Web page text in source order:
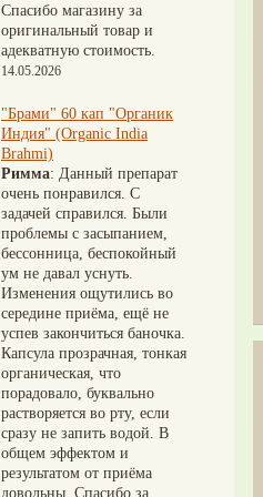
(3)
Аштаваргам
Брихатьяди(3)
Видарьяди(3)
Гуггул
Дханвантарам 101(3)
Дханвантарам тайлам(3)
Кайлаш дживан(3)
Кальянака гритам(3)
Кримикутхар рас(3)
Кунжутное масло (3)
Кутаджа(3)
Кширабала(3)
Лив 52(3)
more...
Шиладжит
(19)
Кориандр
Зира(17)
Крапива индийская(17)
Патола
Холарена - Кутаджа(17)
Шионака(17)
Аджван/Ажгон(16)
Акация катеху(16)
Кальций(16)
Укроп пахучий(16)
Дашамула(15)
Лодхра(14)
Моринга(14)
Перец кубеба(14)
Сахарный тростник
Бхунимба/Андрографис
метельчатый(13)
Гвоздика(13)
Кассия трубчатая(13)
Мезуя железная(13)
Спасибо магазину за
оригинальный товар и
адекватную стоимость.
14.05.2026
"Брами" 60 кап "Органик
Индия" (Organic India
Brahmi)
Римма: Данный препарат
очень понравился. С
задачей справился. Были
проблемы с засыпанием,
бессонница, беспокойный
ум не давал уснуть.
Изменения ощутились во
середине приёма, ещё не
успев закончиться баночка.
Капсула прозрачная, тонкая
органическая, что
порадовало, буквально
растворяется во рту, если
сразу не запить водой. В
общем эффектом и
результатом от приёма
довольны. Спасибо за